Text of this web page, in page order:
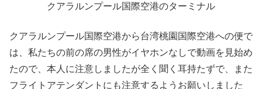
クアラルンプール国際空港のターミナル
クアラルンプール国際空港から台湾桃園国際空港への便で
は、私たちの前の席の男性がイヤホンなしで動画を見始め
たので、本人に注意しましたが全く聞く耳持たずで、また
フライトアテンダントにも注意するようお願いしました